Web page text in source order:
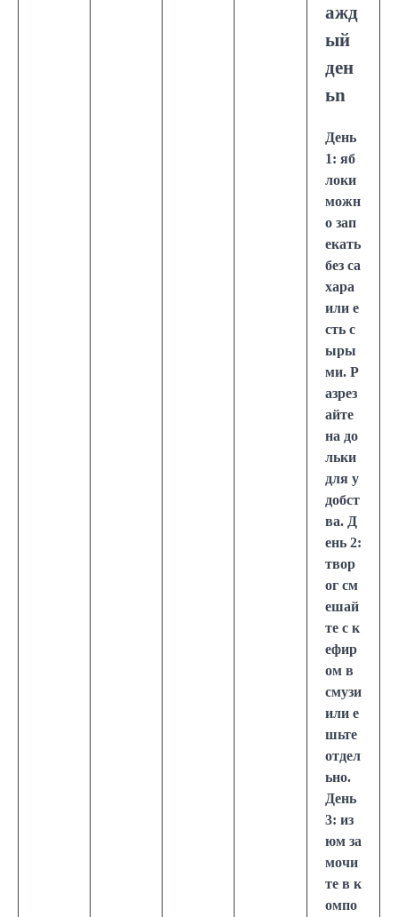
ажд
ый
ден
ьn
День
1: яб
локи
можн
о зап
екать
без са
хара
или е
сть с
ыры
ми. Р
азрез
айте
на до
льки
для у
добст
ва. Д
ень 2:
твор
ог см
ешай
те с к
ефир
ом в
смузи
или е
шьте
отдел
ьно.
День
3: из
юм за
мочи
те в к
омпо